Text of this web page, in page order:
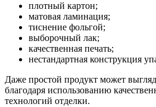
плотный картон;
матовая ламинация;
тиснение фольгой;
выборочный лак;
качественная печать;
нестандартная конструкция
Даже простой продукт может
благодаря использованию
технологий отделки.